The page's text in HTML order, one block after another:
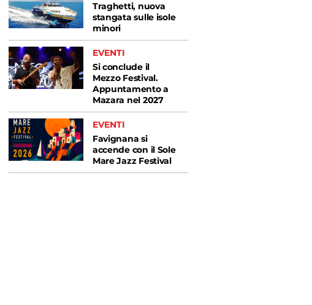
Traghetti, nuova
stangata sulle isole
minori
EVENTI
Si conclude il
Mezzo Festival.
Appuntamento a
Mazara nel 2027
EVENTI
Favignana si
accende con il Sole
Mare Jazz Festival